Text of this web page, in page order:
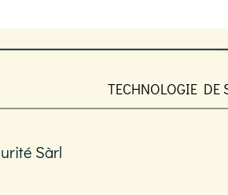
TECHNOLOGIE DE
Sàrl